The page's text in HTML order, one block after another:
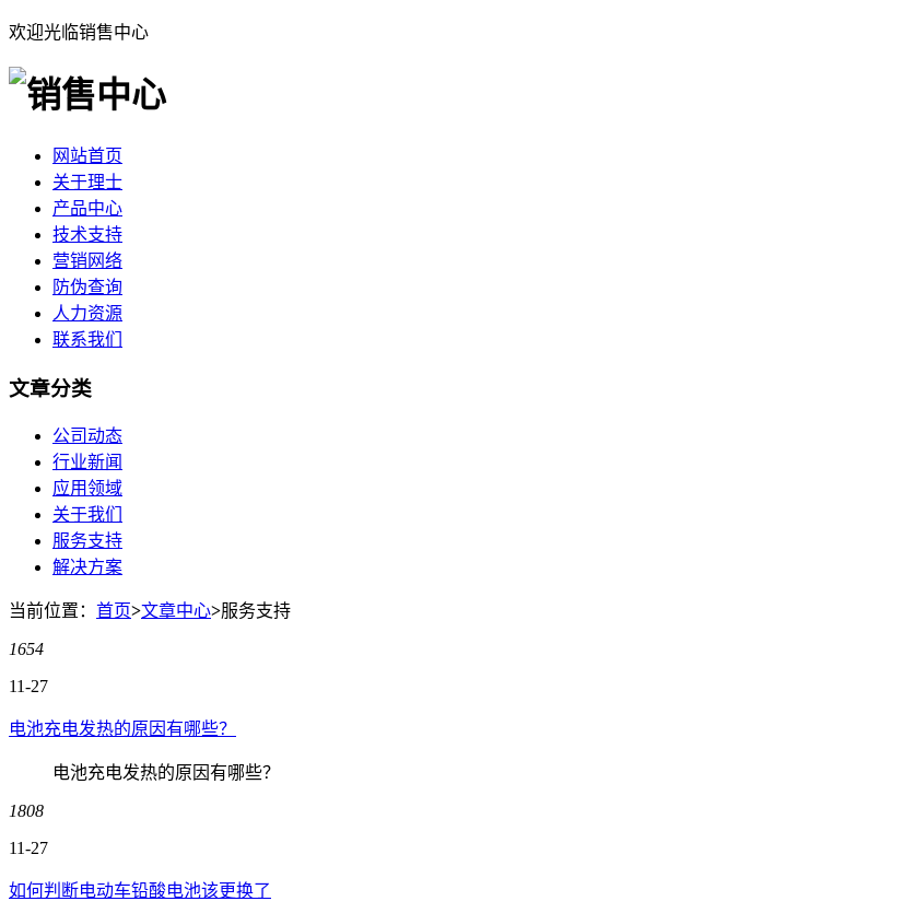
欢迎光临销售中心
网站首页
关于理士
产品中心
技术支持
营销网络
防伪查询
人力资源
联系我们
文章分类
公司动态
行业新闻
应用领域
关于我们
服务支持
解决方案
当前位置： 首页>文章中心>服务支持
1654
11-27
电池充电发热的原因有哪些？
电池充电发热的原因有哪些？
1808
11-27
如何判断电动车铅酸电池该更换了